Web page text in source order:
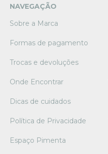
NAVEGAÇÃO
Sobre a Marca
Formas de pagamento
Trocas e devoluções
Onde Encontrar
Dicas de cuidados
Política de Privacidade
Espaço Pimenta